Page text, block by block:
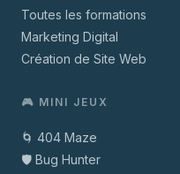
Toutes les formations
Marketing Digital
Création de Site Web
🎮 MINI JEUX
🌀 404 Maze
🛡️ Bug Hunter